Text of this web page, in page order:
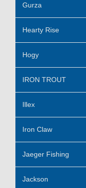
Gurza
Hearty Rise
Hogy
IRON TROUT
Illex
Iron Claw
Jaeger Fishing
Jackson